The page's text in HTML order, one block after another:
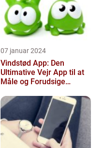
07 januar 2024
Vindstød App: Den
Ultimative Vejr App til at
Måle og Forudsige